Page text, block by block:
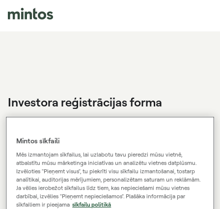
Investora reģistrācijas forma
PRIVĀTPERSONA UZŅĒMUMS
Vārds
Mintos sīkfaili
Mēs izmantojam sīkfailus, lai uzlabotu tavu pieredzi mūsu vietnē,
atbalstītu mūsu mārketinga iniciatīvas un analizētu vietnes datplūsmu.
Izvēloties "Pieņemt visus", tu piekrīti visu sīkfailu izmantošanai, tostarp
analītikai, auditorijas mērījumiem, personalizētam saturam un reklāmām.
Ja vēlies ierobežot sīkfailus līdz tiem, kas nepieciešami mūsu vietnes
darbībai, izvēlies "Pieņemt nepieciešamos". Plašāka informācija par
sīkfailiem ir pieejama sīkfailu politikā